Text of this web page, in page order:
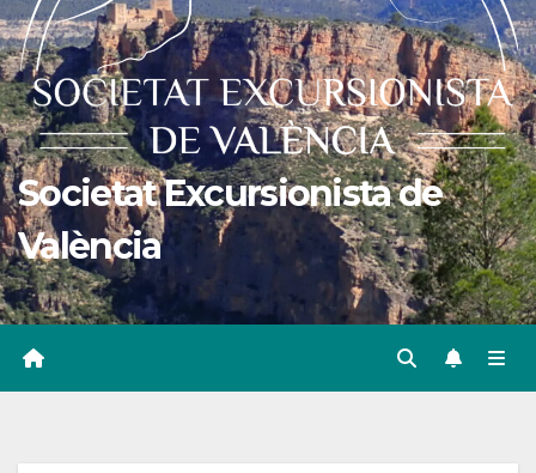
Societat Excursionista de
València